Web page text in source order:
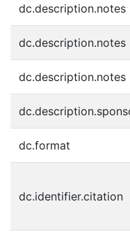
dc.description.notes
dc.description.notes
dc.description.notes
dc.format
dc.identifier.citation